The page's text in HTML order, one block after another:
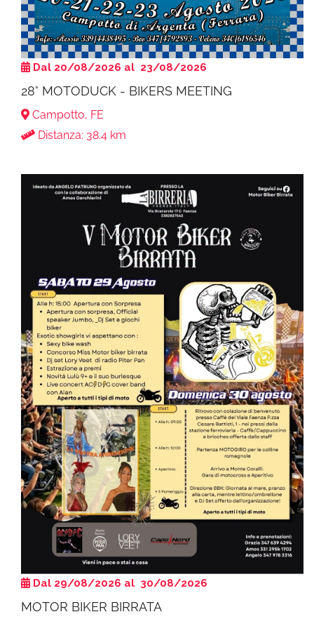
Dal 20/08/2026 al 23/08/2026
28° MOTODUCK - BIKERS MEETING
Campotto, FE
Distanza: 38.4 km
Dal 29/08/2026 al 30/08/2026
MOTOR BIKER BIRRATA